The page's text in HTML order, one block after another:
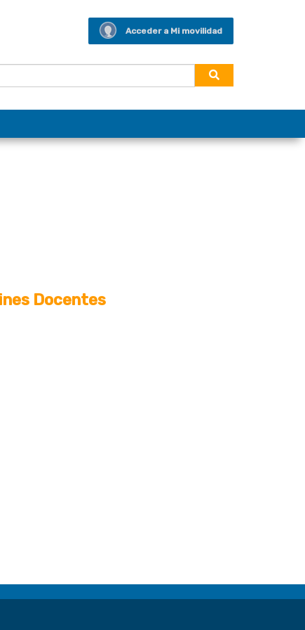
Acceder a Mi movilidad
Docentes